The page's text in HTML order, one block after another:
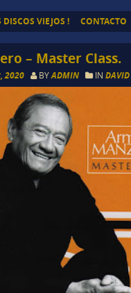
VIEJOS ! CONTACTO
– Master Class.
2020 BYADMIN IN